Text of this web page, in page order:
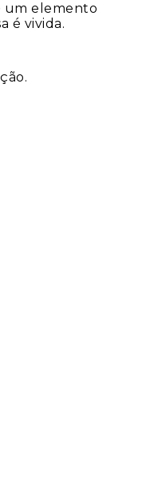
um elemento
é vivida.